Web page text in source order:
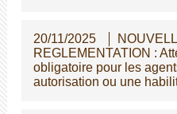
20/11/2025
REGLEMENTATION :
obligatoire pour les
autorisation ou une